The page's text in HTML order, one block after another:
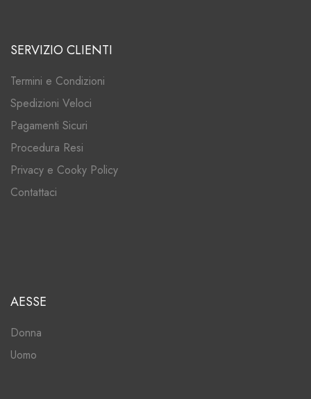
SERVIZIO CLIENTI
Termini e Condizioni
Spedizioni Veloci
Pagamenti Sicuri
Procedura Resi
Privacy e Cooky Policy
Contattaci
AESSE
Donna
Uomo